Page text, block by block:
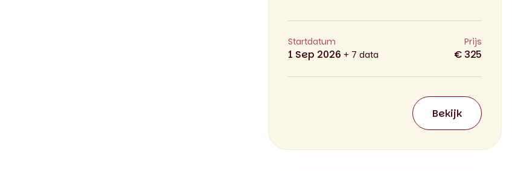
Startdatum
1 Sep 2026 + 7 data
Prijs
€ 325
Bekijk